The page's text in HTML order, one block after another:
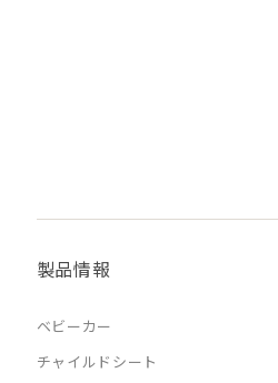
製品情報
ベビーカー
チャイルドシート